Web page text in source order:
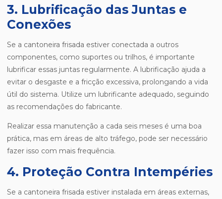
3. Lubrificação das Juntas e
Conexões
Se a cantoneira frisada estiver conectada a outros
componentes, como suportes ou trilhos, é importante
lubrificar essas juntas regularmente. A lubrificação ajuda a
evitar o desgaste e a fricção excessiva, prolongando a vida
útil do sistema. Utilize um lubrificante adequado, seguindo
as recomendações do fabricante.
Realizar essa manutenção a cada seis meses é uma boa
prática, mas em áreas de alto tráfego, pode ser necessário
fazer isso com mais frequência.
4. Proteção Contra Intempéries
Se a cantoneira frisada estiver instalada em áreas externas,